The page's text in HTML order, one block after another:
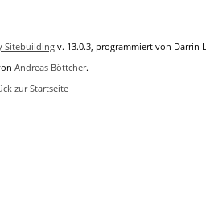
Sitebuildingv. 13.0.3, programmiert von Darrin
Andreas Böttcher.
zur Startseite